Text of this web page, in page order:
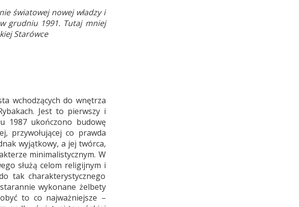
światowej nowej władzy i
grudniu 1991. Tutaj mniej
Starówce
wchodzących do wnętrza
Jest to pierwszy i
1987 ukończono budowę
przywołującej co prawda
wyjątkowy, a jej twórca,
minimalistycznym. W
służą celom religijnym i
tak charakterystycznego
wykonane żelbety
to co najważniejsze –